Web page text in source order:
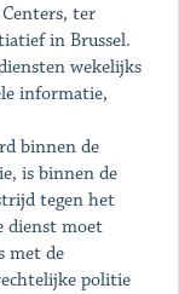
ter
in Brussel.
wekelijks
informatie,
binnen de
is binnen de
tegen het
dienst moet
met de
politie